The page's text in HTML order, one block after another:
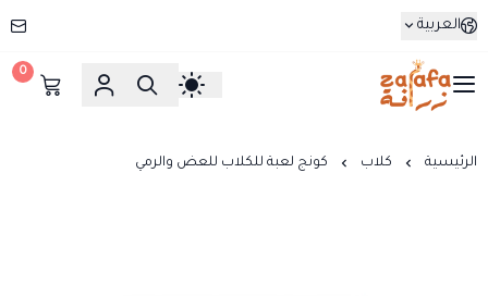
العربية
زرافة
0
الرئيسية كلاب كونج لعبة للكلاب للعض والرمي